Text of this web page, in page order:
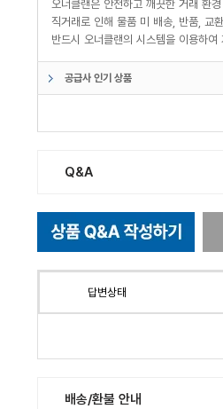
오너클랜은 안전하고 깨끗한 거래 환
직거래로 인해 물품 미 배송, 반품, 교
반드시 오너클랜의 시스템을 이용하
공급사 인기 상품
Q&A
답변상태
배송/환불 안내